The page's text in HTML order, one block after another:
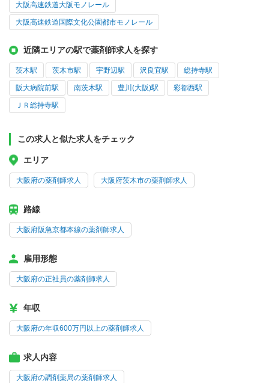
大阪高速鉄道大阪モノレール
大阪高速鉄道国際文化公園都市モノレール
近隣エリアの駅で薬剤師求人を探す
茨木駅 茨木市駅 宇野辺駅 沢良宜駅 総持寺駅
阪大病院前駅 南茨木駅 豊川(大阪)駅 彩都西駅
ＪＲ総持寺駅
この求人と似た求人をチェック
エリア
大阪府の薬剤師求人 大阪府茨木市の薬剤師求人
路線
大阪府阪急京都本線の薬剤師求人
雇用形態
大阪府の正社員の薬剤師求人
年収
大阪府の年収600万円以上の薬剤師求人
求人内容
大阪府の調剤薬局の薬剤師求人